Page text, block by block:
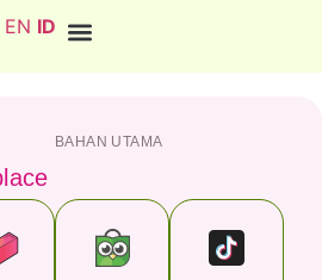
EN ID
BAHAN UTAMA